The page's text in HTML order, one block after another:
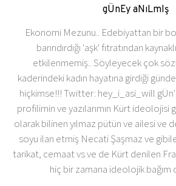
gÜnEy aNıLmIş
Ekonomi Mezunu.. Edebiyattan bir
barındırdığı 'aşk' fıtratından
etkilenmemiş.. Söyleyecek çok
kaderindeki kadın hayatına girdiği
hiçkimse!!! Twitter: hey_i_asi_will
profilimin ve yazılarımın Kürt ideolojisi
olarak bilinen yılmaz pütün ve ailesi ve
soyu ilan etmiş Necati Şaşmaz ve
tarikat, cemaat vs ve de Kürt denilen
hiç bir zamana ideolojik bağım